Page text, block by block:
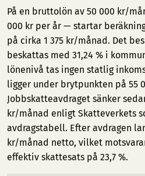
På en bruttolön av 50 000 kr/
000 kr per år — startar
på cirka 1 375 kr/månad. Det
beskattas med 31,24 % i
lönenivå tas ingen statlig
ligger under brytpunkten på 55
Jobbskatteavdraget sänker
kr/månad enligt Skatteverkets
avdragstabell. Efter avdragen
kr/månad netto, vilket
effektiv skattesats på 23,7 %.